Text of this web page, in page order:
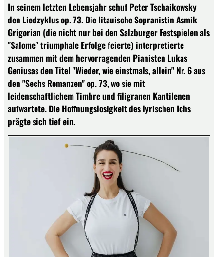
In seinem letzten Lebensjahr schuf Peter Tschaikowsky
den Liedzyklus op. 73. Die litauische Sopranistin Asmik
Grigorian (die nicht nur bei den Salzburger Festspielen als
"Salome" triumphale Erfolge feierte) interpretierte
zusammen mit dem hervorragenden Pianisten Lukas
Geniusas den Titel "Wieder, wie einstmals, allein" Nr. 6 aus
den "Sechs Romanzen" op. 73, wo sie mit
leidenschaftlichem Timbre und filigranen Kantilenen
aufwartete. Die Hoffnungslosigkeit des lyrischen Ichs
prägte sich tief ein.